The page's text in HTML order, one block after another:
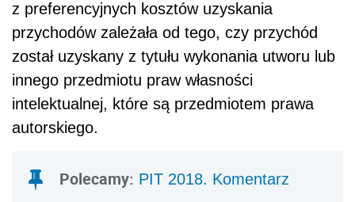
– Druga zmiana jest niekorzystna, ponieważ
wprowadzono do ustawy katalog działalności
twórczej, w stosunku do której mogą w ogóle
być zastosowane 50-proc.koszty. W efekcie
może wystąpić taka sytuacja, że osoba
rzeczywiście jest twórcą utworu, który mieści
niemniej jednak jej działalność w tym zakresie